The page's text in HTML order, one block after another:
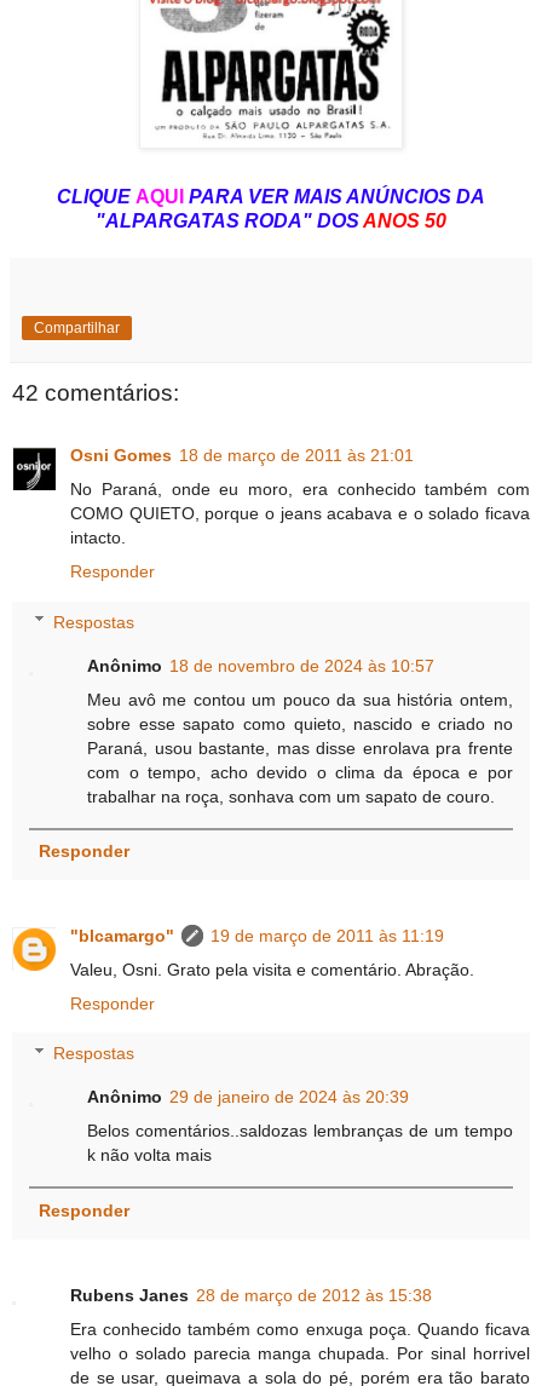
CLIQUE AQUI PARA VER MAIS ANÚNCIOS DA
"ALPARGATAS RODA" DOSANOS 50
Compartilhar
42 comentários:
Osni Gomes 18 de março de 2011 às 21:01
No Paraná, onde eu moro, era conhecido também com
COMO QUIETO, porque o jeans acabava e o solado ficava
intacto.
Responder
Respostas
Anônimo 18 de novembro de 2024 às 10:57
Meu avô me contou um pouco da sua história ontem,
sobre esse sapato como quieto, nascido e criado no
Paraná, usou bastante, mas disse enrolava pra frente
com o tempo, acho devido o clima da época e por
trabalhar na roça, sonhava com um sapato de couro.
Responder
"blcamargo"
19 de março de 2011 às 11:19
Valeu, Osni. Grato pela visita e comentário. Abração.
Responder
Respostas
Anônimo 29 de janeiro de 2024 às 20:39
Belos comentários..saldozas lembranças de um tempo
k não volta mais
Responder
Rubens Janes 28 de março de 2012 às 15:38
Era conhecido também como enxuga poça. Quando ficava
velho o solado parecia manga chupada. Por sinal horrivel
de se usar, queimava a sola do pé, porém era tão barato